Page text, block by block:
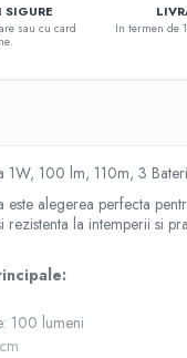
SIGURE
sau cu card
In termen de
1W, 100 lm, 110m, 3
este alegerea perfecta
rezistenta la intemperii si
100 lumeni